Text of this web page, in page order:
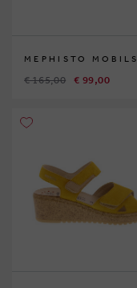
MEPHISTO MOBILS
€ 165,00 € 99,00